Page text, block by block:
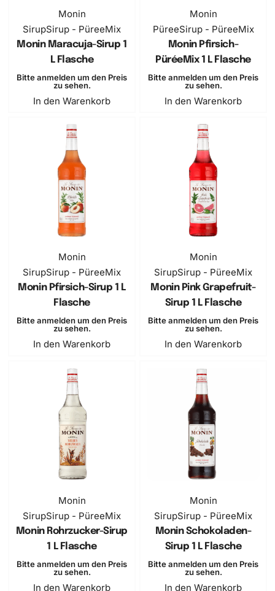
Monin
SirupSirup - PüreeMix
Monin Maracuja-Sirup 1
L Flasche
Bitte anmelden um den Preis
zu sehen.
In den Warenkorb
Monin
PüreeSirup - PüreeMix
Monin Pfirsich-
PüréeMix 1 L Flasche
Bitte anmelden um den Preis
zu sehen.
In den Warenkorb
Monin
SirupSirup - PüreeMix
Monin Pfirsich-Sirup 1 L
Flasche
Bitte anmelden um den Preis
zu sehen.
In den Warenkorb
Monin
SirupSirup - PüreeMix
Monin Pink Grapefruit-
Sirup 1 L Flasche
Bitte anmelden um den Preis
zu sehen.
In den Warenkorb
Monin
SirupSirup - PüreeMix
Monin Rohrzucker-Sirup
1 L Flasche
Bitte anmelden um den Preis
zu sehen.
In den Warenkorb
Monin
SirupSirup - PüreeMix
Monin Schokoladen-
Sirup 1 L Flasche
Bitte anmelden um den Preis
zu sehen.
In den Warenkorb